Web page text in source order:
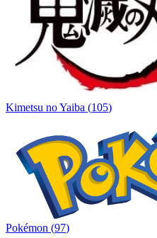
Kimetsu no Yaiba (105)
Pokémon (97)